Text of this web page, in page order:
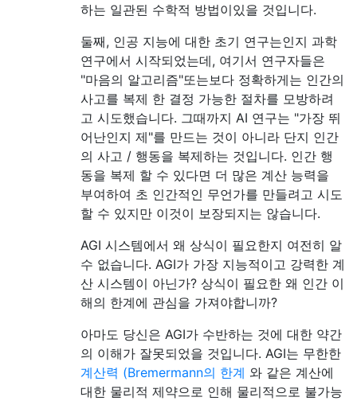
하는 일관된 수학적 방법이있을 것입니다.
둘째, 인공 지능에 대한 초기 연구는인지 과학
연구에서 시작되었는데, 여기서 연구자들은
"마음의 알고리즘"또는보다 정확하게는 인간의
사고를 복제 한 결정 가능한 절차를 모방하려
고 시도했습니다. 그때까지 AI 연구는 "가장 뛰
어난인지 제"를 만드는 것이 아니라 단지 인간
의 사고 / 행동을 복제하는 것입니다. 인간 행
동을 복제 할 수 있다면 더 많은 계산 능력을
부여하여 초 인간적인 무언가를 만들려고 시도
할 수 있지만 이것이 보장되지는 않습니다.
AGI 시스템에서 왜 상식이 필요한지 여전히 알
수 없습니다. AGI가 가장 지능적이고 강력한 계
산 시스템이 아닌가? 상식이 필요한 왜 인간 이
해의 한계에 관심을 가져야합니까?
아마도 당신은 AGI가 수반하는 것에 대한 약간
의 이해가 잘못되었을 것입니다. AGI는 무한한
계산력 (Bremermann의 한계 와 같은 계산에
대한 물리적 제약으로 인해 물리적으로 불가능